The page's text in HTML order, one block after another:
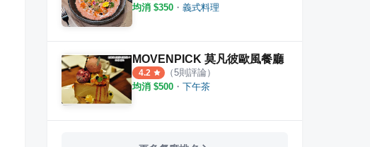
均消 $350 ・ 義式料理
MOVENPICK 莫凡彼歐風餐廳
4.2 （5則評論）
均消 $500 ・ 下午茶